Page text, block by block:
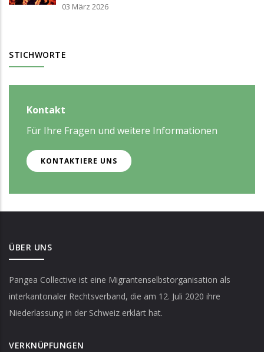
03 März 2026
STICHWORTE
Kontakt
Für Ihre Fragen und weitere Informationen
KONTAKTIERE UNS
ÜBER UNS
Pangea Collective ist eine Migrantenselbstorganisation als
interkantonaler Rechtsverband, die am 12. Juli 2020 ihre
Niederlassung in der Schweiz erklärt hat.
VERKNÜPFUNGEN